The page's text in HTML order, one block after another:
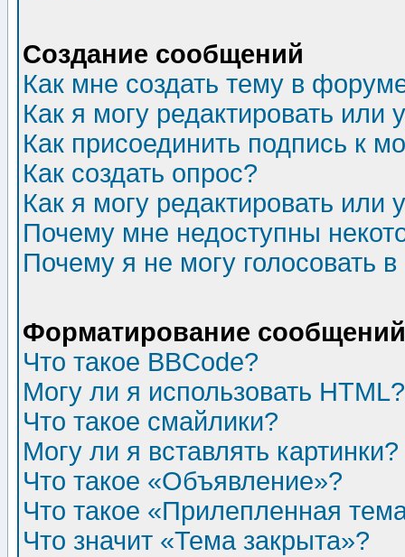
Создание сообщений
Как мне создать тему в
Как я могу редактировать или
Как присоединить подпись к
Как создать опрос?
Как я могу редактировать или
Почему мне недоступны
Почему я не могу голосовать
Форматирование
Что такое BBCode?
Могу ли я использовать HTML?
Что такое смайлики?
Могу ли я вставлять картинки?
Что такое «Объявление»?
Что такое «Прилепленная
Что значит «Тема закрыта»?